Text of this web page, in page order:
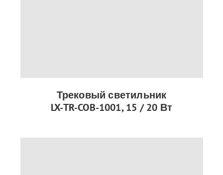
Трековый светильник
LX-TR-COB-1001, 15 / 20 Вт